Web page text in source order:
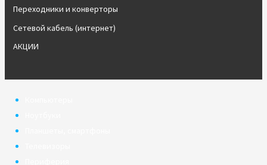
Переходники и конверторы
Сетевой кабель (интернет)
АКЦИИ